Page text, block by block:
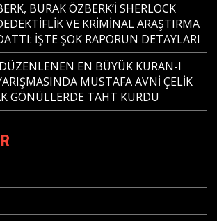
BURAK ÖZBERK’İ SHERLOCK
VE KRİMİNAL ARAŞTIRMA
İŞTE ŞOK RAPORUN DETAYLARI
DÜZENLENEN EN BÜYÜK KURAN-I
MUSTAFA AVNİ ÇELİK
GÖNÜLLERDE TAHT KURDU